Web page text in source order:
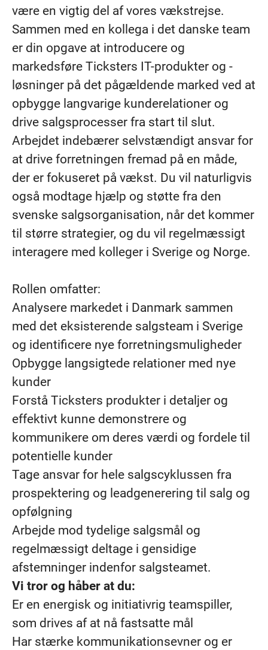
være en vigtig del af vores vækstrejse.
Sammen med en kollega i det danske team
er din opgave at introducere og
markedsføre Ticksters IT-produkter og -
løsninger på det pågældende marked ved at
opbygge langvarige kunderelationer og
drive salgsprocesser fra start til slut.
Arbejdet indebærer selvstændigt ansvar for
at drive forretningen fremad på en måde,
der er fokuseret på vækst. Du vil naturligvis
også modtage hjælp og støtte fra den
svenske salgsorganisation, når det kommer
til større strategier, og du vil regelmæssigt
interagere med kolleger i Sverige og Norge.
Rollen omfatter:
Analysere markedet i Danmark sammen
med det eksisterende salgsteam i Sverige
og identificere nye forretningsmuligheder
Opbygge langsigtede relationer med nye
kunder
Forstå Ticksters produkter i detaljer og
effektivt kunne demonstrere og
kommunikere om deres værdi og fordele til
potentielle kunder
Tage ansvar for hele salgscyklussen fra
prospektering og leadgenerering til salg og
opfølgning
Arbejde mod tydelige salgsmål og
regelmæssigt deltage i gensidige
afstemninger indenfor salgsteamet.
Vi tror og håber at du:
Er en energisk og initiativrig teamspiller,
som drives af at nå fastsatte mål
Har stærke kommunikationsevner og er